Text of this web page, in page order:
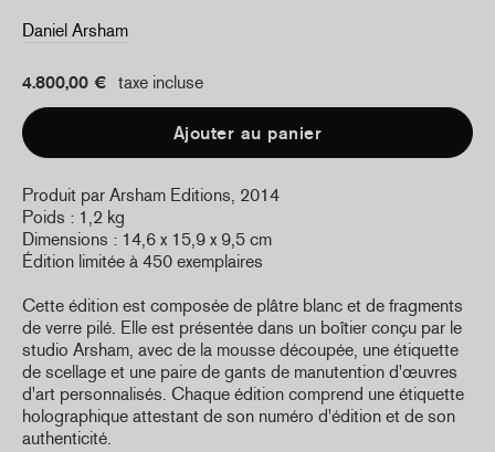
Daniel Arsham
4.800,00 € taxe incluse
Ajouter au panier
Produit par Arsham Editions, 2014
Poids : 1,2 kg
Dimensions : 14,6 x 15,9 x 9,5 cm
Édition limitée à 450 exemplaires
Cette édition est composée de plâtre blanc et de fragments
de verre pilé. Elle est présentée dans un boîtier conçu par le
studio Arsham, avec de la mousse découpée, une étiquette
de scellage et une paire de gants de manutention d'œuvres
d'art personnalisés. Chaque édition comprend une étiquette
holographique attestant de son numéro d'édition et de son
authenticité.